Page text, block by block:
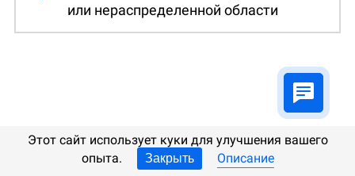
или нераспределенной области
Этот сайт использует куки для улучшения вашего
опыта.
Закрыть Описание